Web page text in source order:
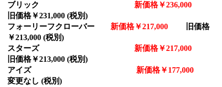
ブリック
新価格￥236,000
旧価格￥231,000 (税別)
フォーリーフクローバー
新価格￥217,000 旧価格
￥213,000 (税別)
スターズ
新価格￥217,000
旧価格￥213,000 (税別)
アイズ
新価格￥177,000
変更なし (税別)